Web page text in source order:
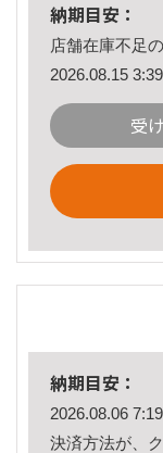
納期目安：
店舗在庫不足
2026.08.15
受
納期目安：
2026.08.06
決済方法が、